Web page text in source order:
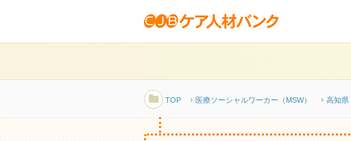
TOP 医療ソーシャルワーカー（MSW） 高知県